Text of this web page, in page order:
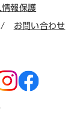
情報保護
お問い合わせ